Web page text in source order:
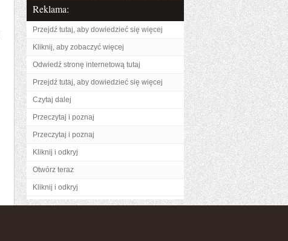
Reklama:
Przejdź tutaj, aby dowiedzieć się więcej
Kliknij, aby zobaczyć więcej
Odwiedź stronę internetową tutaj
Przejdź tutaj, aby dowiedzieć się więcej
Czytaj dalej
Przeczytaj i poznaj
Przeczytaj i poznaj
Kliknij i odkryj
Otwórz teraz
Kliknij i odkryj